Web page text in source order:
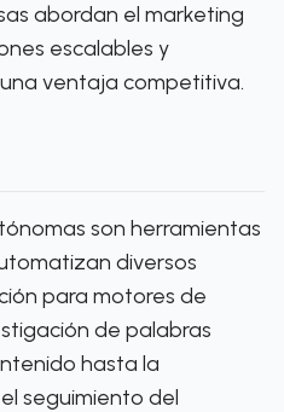
abordan el marketing
escalables y
ventaja competitiva.
son herramientas
diversos
para motores de
de palabras
hasta la
seguimiento del